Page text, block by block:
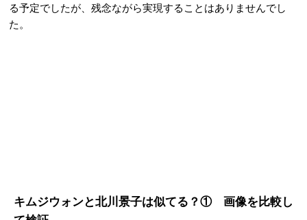
る予定でしたが、残念ながら実現することはありませんでし
た。
キムジウォンと北川景子は似てる？① 画像を比較し